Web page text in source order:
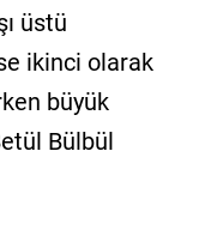
üstü
ikinci olarak
büyük
Bülbül